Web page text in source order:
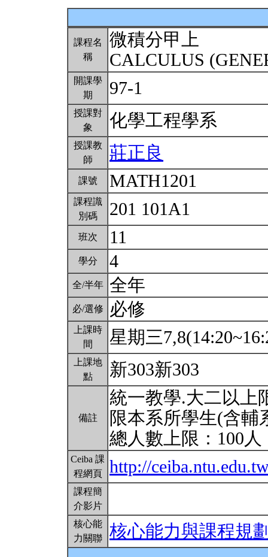
課程名
稱
微積分甲上
CALCULUS
開課學
期
97-1
授課對
象
化學工程學系
授課教
師
莊正良
課號 MATH1201
課程識
別碼
201 101A1
班次 11
學分 4
全/半年 全年
必/選修 必修
上課時
間
星期三
上課地
點
新303新303
備註
統一教學.大二以上
限本系所學生(含輔
總人數上限：100人
Ceiba 課
程網頁
http://
課程簡
介影片
核心能
力關聯
核心能力與課程規